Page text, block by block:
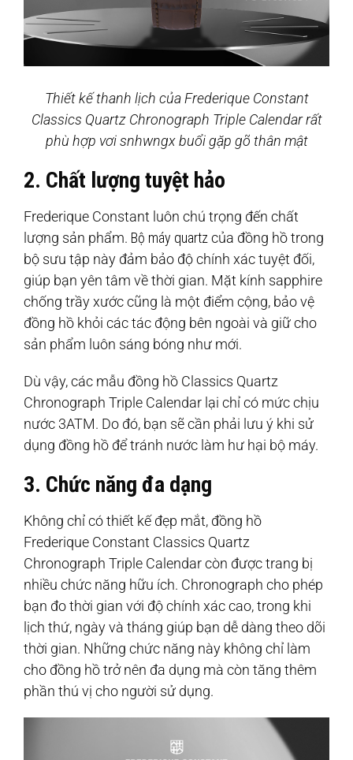
Thiết kế thanh lịch của Frederique Constant
Classics Quartz Chronograph Triple Calendar rất
phù hợp vơi snhwngx buổi gặp gõ thân mật
2. Chất lượng tuyệt hảo
Frederique Constant luôn chú trọng đến chất
lượng sản phẩm. Bộ máy quartzcủa đồng hồ trong
bộ sưu tập này đảm bảo độ chính xác tuyệt đối,
giúp bạn yên tâm về thời gian. Mặt kính sapphire
chống trầy xước cũng là một điểm cộng, bảo vệ
đồng hồ khỏi các tác động bên ngoài và giữ cho
sản phẩm luôn sáng bóng như mới.
Dù vậy, các mẫu đồng hồ Classics Quartz
Chronograph Triple Calendar lại chỉ có mức chịu
nước 3ATM. Do đó, bạn sẽ cần phải lưu ý khi sử
dụng đồng hồ để tránh nước làm hư hại bộ máy.
3. Chức năng đa dạng
Không chỉ có thiết kế đẹp mắt, đồng hồ
Frederique Constant Classics Quartz
Chronograph Triple Calendar còn được trang bị
nhiều chức năng hữu ích. Chronograph cho phép
bạn đo thời gian với độ chính xác cao, trong khi
lịch thứ, ngày và tháng giúp bạn dễ dàng theo dõi
thời gian. Những chức năng này không chỉ làm
cho đồng hồ trở nên đa dụng mà còn tăng thêm
phần thú vị cho người sử dụng.